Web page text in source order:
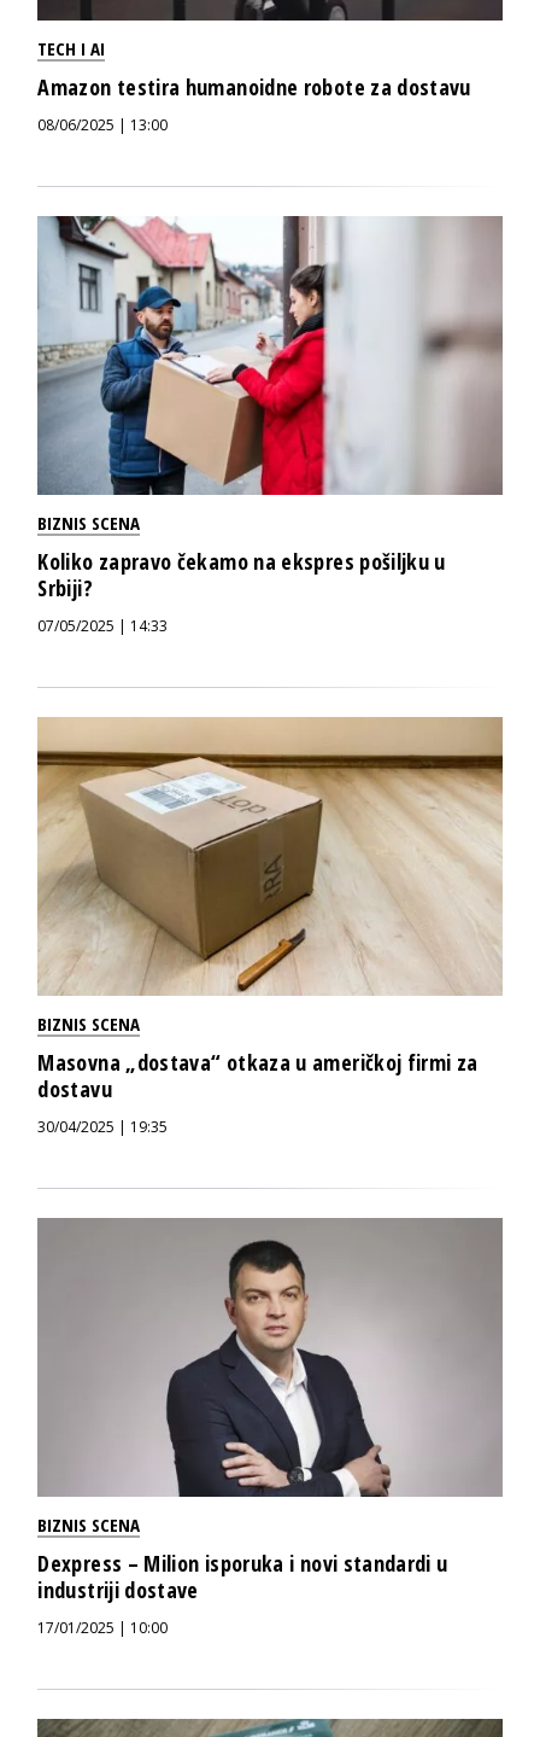
TECH I AI
Amazon testira humanoidne robote za dostavu
08/06/2025 | 13:00
BIZNIS SCENA
Koliko zapravo čekamo na ekspres pošiljku u
Srbiji?
07/05/2025 | 14:33
BIZNIS SCENA
Masovna „dostava“ otkaza u američkoj firmi za
dostavu
30/04/2025 | 19:35
BIZNIS SCENA
Dexpress – Milion isporuka i novi standardi u
industriji dostave
17/01/2025 | 10:00